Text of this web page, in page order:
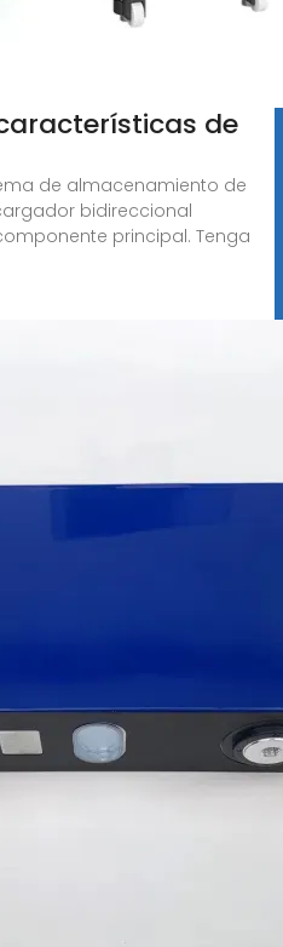
de
de almacenamiento de
bidireccional
principal. Tenga